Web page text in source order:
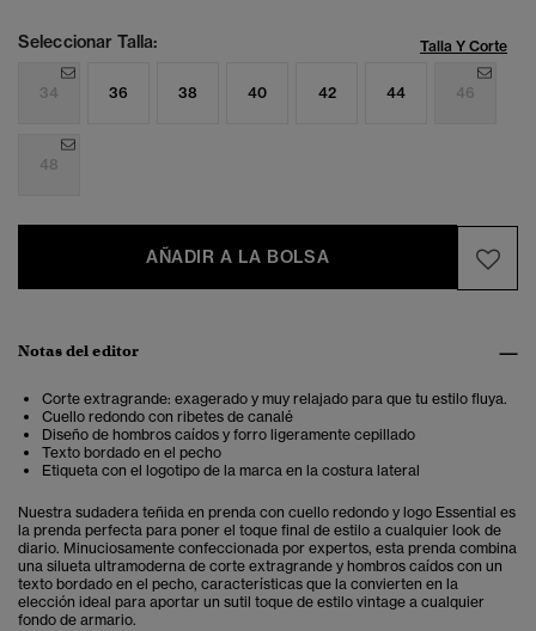
Seleccionar Talla: Talla Y Corte
34 36 38 40 42 44 46
48
AÑADIR A LA BOLSA
Notas del editor
Corte extragrande: exagerado y muy relajado para que tu estilo fluya.
Cuello redondo con ribetes de canalé
Diseño de hombros caídos y forro ligeramente cepillado
Texto bordado en el pecho
Etiqueta con el logotipo de la marca en la costura lateral
Nuestra sudadera teñida en prenda con cuello redondo y logo Essential es
la prenda perfecta para poner el toque final de estilo a cualquier look de
diario. Minuciosamente confeccionada por expertos, esta prenda combina
una silueta ultramoderna de corte extragrande y hombros caídos con un
texto bordado en el pecho, características que la convierten en la
elección ideal para aportar un sutil toque de estilo vintage a cualquier
fondo de armario.